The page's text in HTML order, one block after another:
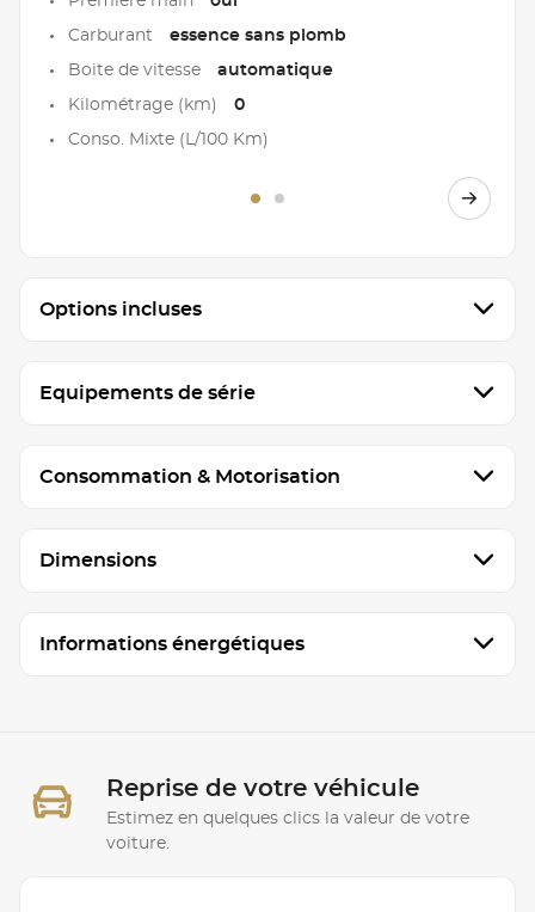
Carburant essence sans plomb
Boite de vitesse automatique
Kilométrage (km) 0
Conso. Mixte (L/100 Km)
Options incluses
Equipements de série
Consommation & Motorisation
Dimensions
Informations énergétiques
Reprise de votre véhicule
Estimez en quelques clics la valeur de votre
voiture.